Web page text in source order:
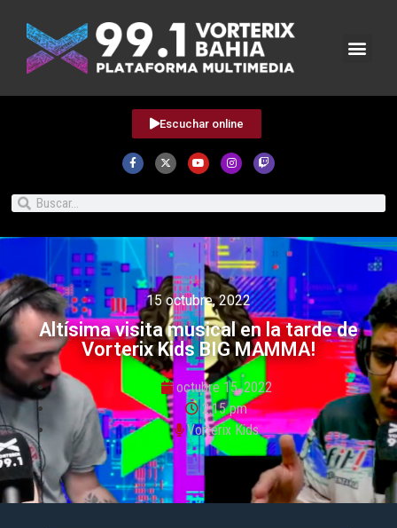
Escuchar online
15 octubre, 2022
Altísima visita musical en la tarde de
Vorterix Kids BIG MAMMA!
octubre 15, 2022
2:15 pm
Vorterix Kids